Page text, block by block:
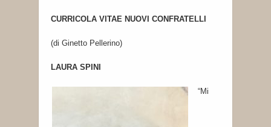
CURRICOLA VITAE NUOVI CONFRATELLI
(di Ginetto Pellerino)
LAURA SPINI
“Mi